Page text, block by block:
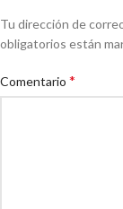
Tu dirección de
obligatorios están
Comentario *